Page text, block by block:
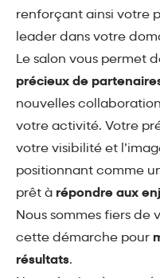
renforçant ainsi votre
leader dans votre
Le salon vous permet
précieux de
nouvelles
votre activité. Votre
votre visibilité et
positionnant comme
prêt à répondre aux
Nous sommes fiers de
cette démarche pour
résultats.